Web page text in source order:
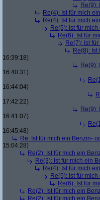
Re(9):
Re(4): Ist für mich
Re(4): Ist für mich
Re(5): Ist für
Re(6): Ist für
Re(7): Ist
Re(8):
16:39:18)
Re(9):
16:40:31)
16:44:04)
17:42:22)
Re(9):
16:41:07)
16:45:48)
Re: Ist für mich ein Benzin-
15:04:28)
Re(2): Ist für mich ein
Re(3): Ist für mich ein
Re(4): Ist für mich
Re(5): Ist für
Re(6): Ist für
Re(2): Ist für mich ein
Re(2): Ist für mich ein